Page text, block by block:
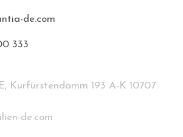
de.com
333
Kurfürstendamm 193 A-K 10707
de.com